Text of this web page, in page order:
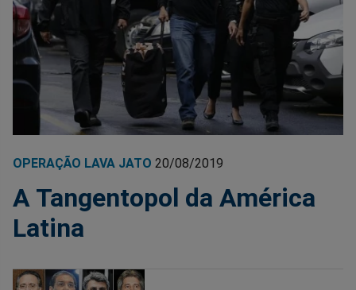
OPERAÇÃO LAVA JATO 20/08/2019
A Tangentopol da América
Latina